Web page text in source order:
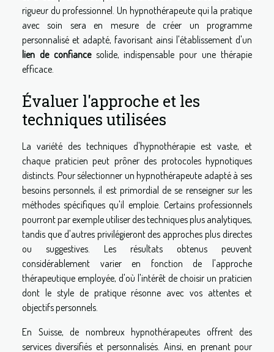
rigueur du professionnel. Un hypnothérapeute qui la pratique
avec soin sera en mesure de créer un programme
personnalisé et adapté, favorisant ainsi l'établissement d'un
lien de confiancesolide, indispensable pour une thérapie
efficace.
Évaluer l'approche et les
techniques utilisées
La variété des techniques d'hypnothérapie est vaste, et
chaque praticien peut prôner des protocoles hypnotiques
distincts. Pour sélectionner un hypnothérapeute adapté à ses
besoins personnels, il est primordial de se renseigner sur les
méthodes spécifiques qu'il emploie. Certains professionnels
pourront par exemple utiliser des techniques plus analytiques,
tandis que d'autres privilégieront des approches plus directes
ou suggestives. Les résultats obtenus peuvent
considérablement varier en fonction de l'approche
thérapeutique employée, d'où l'intérêt de choisir un praticien
dont le style de pratique résonne avec vos attentes et
objectifs personnels.
En Suisse, de nombreux hypnothérapeutes offrent des
services diversifiés et personnalisés. Ainsi, en prenant pour